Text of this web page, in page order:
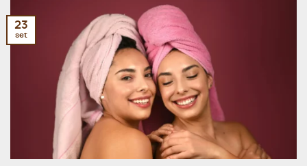
23
set